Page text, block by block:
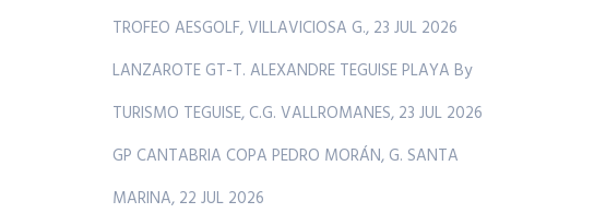
TROFEO AESGOLF, VILLAVICIOSA G., 23 JUL 2026
LANZAROTE GT-T. ALEXANDRE TEGUISE PLAYA By
TURISMO TEGUISE, C.G. VALLROMANES, 23 JUL 2026
GP CANTABRIA COPA PEDRO MORÁN, G. SANTA
MARINA, 22 JUL 2026